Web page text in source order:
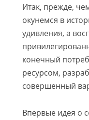
Итак, прежде,
окунемся в
удивления, а
конечный
ресурсом,
совершенный
Впервые идея о